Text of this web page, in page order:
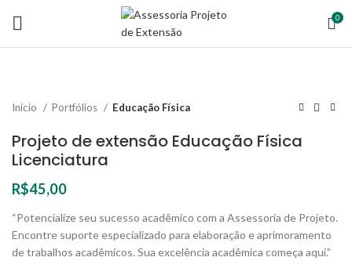
0
Início Portfólios Educação Física
Projeto de extensão Educação Física
Licenciatura
R$45,00
“Potencialize seu sucesso acadêmico com a Assessoria de Projeto.
Encontre suporte especializado para elaboração e aprimoramento
de trabalhos acadêmicos. Sua excelência acadêmica começa aqui.”